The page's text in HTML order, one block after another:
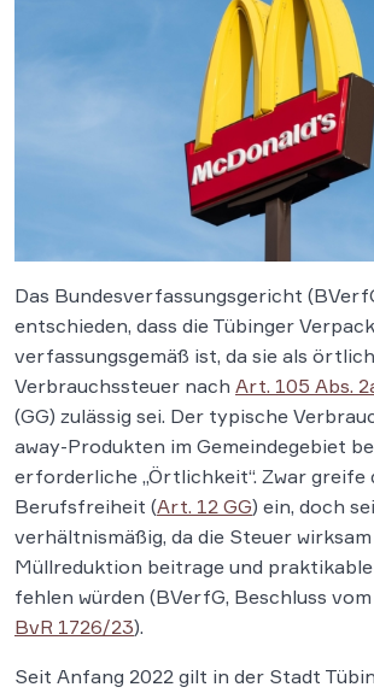
Das Bundesverfassungsgericht
entschieden, dass die Tübinger
verfassungsgemäß ist, da sie als
Verbrauchssteuer nach Art. 105 Abs.
(GG) zulässig sei. Der typische
away-Produkten im Gemeindegebiet
erforderliche „Örtlichkeit“. Zwar greife
Berufsfreiheit (Art. 12 GG) ein, doch
verhältnismäßig, da die Steuer
Müllreduktion beitrage und
fehlen würden (BVerfG, Beschluss vom
BvR 1726/23).
Seit Anfang 2022 gilt in der Stadt